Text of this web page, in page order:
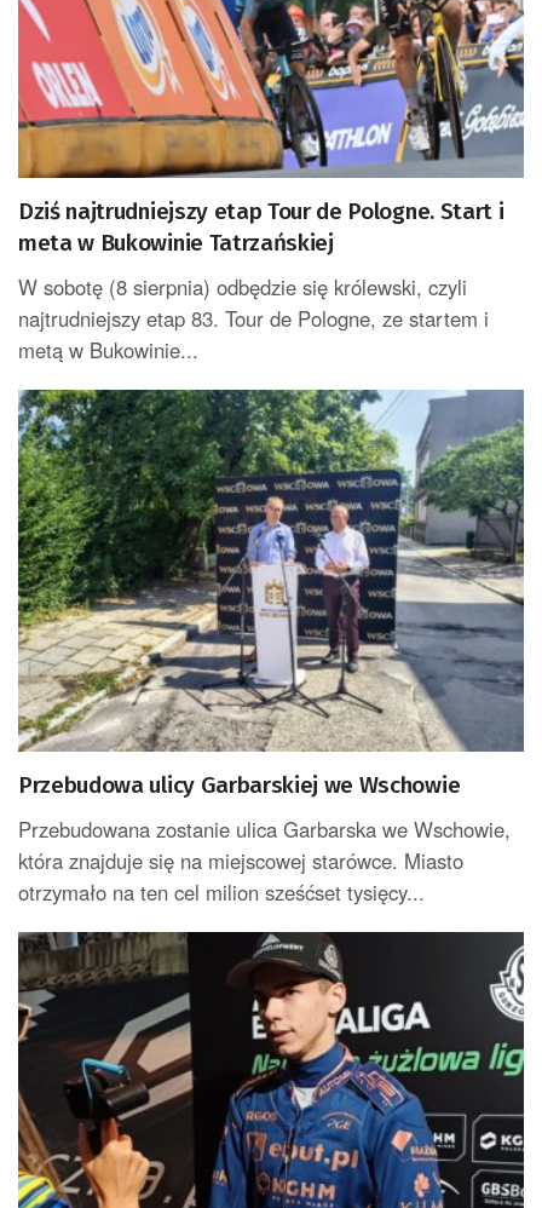
Dziś najtrudniejszy etap Tour de Pologne. Start i
meta w Bukowinie Tatrzańskiej
W sobotę (8 sierpnia) odbędzie się królewski, czyli
najtrudniejszy etap 83. Tour de Pologne, ze startem i
metą w Bukowinie...
Przebudowa ulicy Garbarskiej we Wschowie
Przebudowana zostanie ulica Garbarska we Wschowie,
która znajduje się na miejscowej starówce. Miasto
otrzymało na ten cel milion sześćset tysięcy...